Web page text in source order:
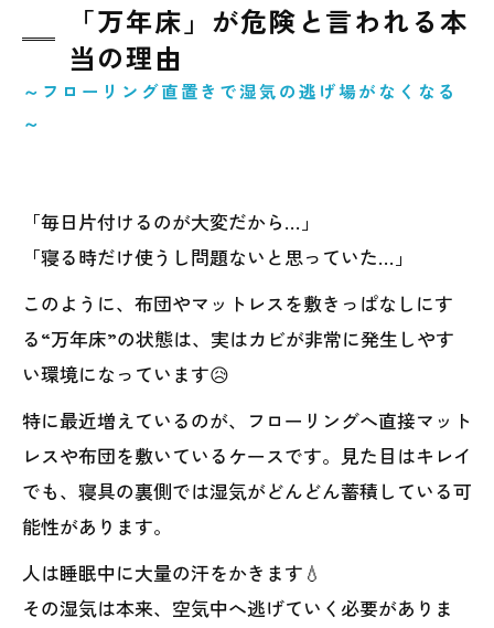
「万年床」が危険と言われる本
当の理由
～フローリング直置きで湿気の逃げ場がなくなる
～
「毎日片付けるのが大変だから…」
「寝る時だけ使うし問題ないと思っていた…」
このように、布団やマットレスを敷きっぱなしにす
る“万年床”の状態は、実はカビが非常に発生しやす
い環境になっています😥
特に最近増えているのが、フローリングへ直接マット
レスや布団を敷いているケースです。見た目はキレイ
でも、寝具の裏側では湿気がどんどん蓄積している可
能性があります。
人は睡眠中に大量の汗をかきます💧
その湿気は本来、空気中へ逃げていく必要がありま